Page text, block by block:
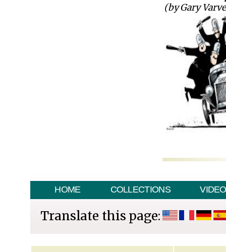
(by Gary
HOME COLLECTIONS VIDEO
Translate this page: